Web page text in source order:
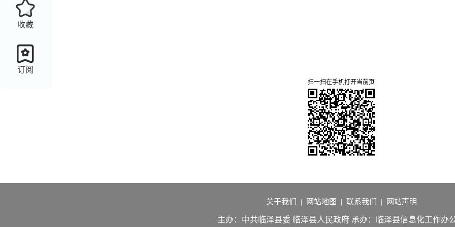
收藏
订阅
扫一扫在手机打开当前页
关于我们 | 网站地图 | 联系我们 | 网站声明
主办：中共临泽县委 临泽县人民政府 承办：临泽县信息化工作办